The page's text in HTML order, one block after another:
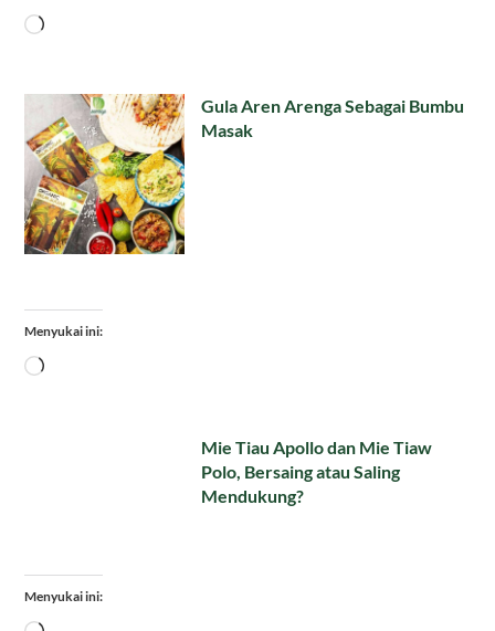
Memuat...
Gula Aren Arenga Sebagai Bumbu
Masak
Menyukai ini:
Memuat...
Mie Tiau Apollo dan Mie Tiaw
Polo, Bersaing atau Saling
Mendukung?
Menyukai ini: